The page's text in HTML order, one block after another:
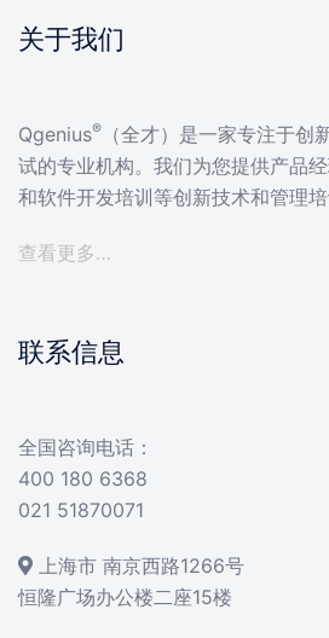
关于我们
Qgenius®
（全才）是一家专注于创
试的专业机构。我们为您提供产品
和软件开发培训等创新技术和管理培
查看更多…
联系信息
全国咨询电话：
400 180 6368
021 51870071
上海市 南京西路1266号
恒隆广场办公楼二座15楼